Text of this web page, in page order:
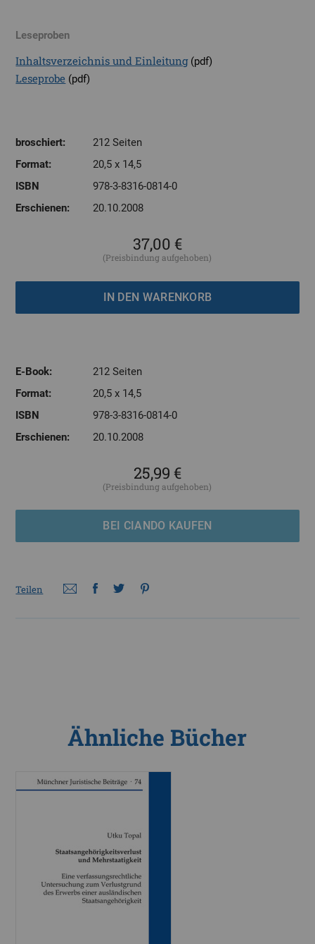
Leseproben
Inhaltsverzeichnis und Einleitung(pdf)
Leseprobe (pdf)
broschiert:
212 Seiten
Format:
20,5 x 14,5
ISBN
978-3-8316-0814-0
Erschienen:
20.10.2008
37,00 €
(Preisbindung aufgehoben)
E-Book:
212 Seiten
Format:
20,5 x 14,5
ISBN
978-3-8316-0814-0
Erschienen:
20.10.2008
25,99 €
(Preisbindung aufgehoben)
BEI CIANDO KAUFEN
Teilen
Ähnliche Bücher